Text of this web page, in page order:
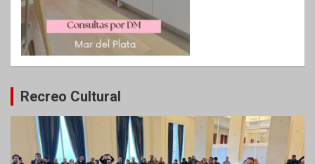
Recreo Cultural